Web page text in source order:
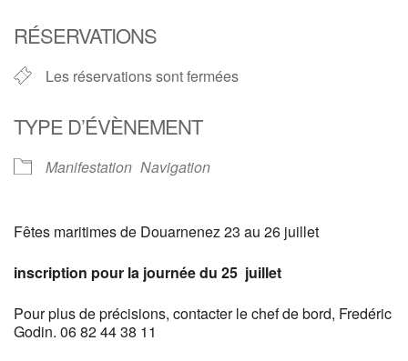
RÉSERVATIONS
Les réservations sont fermées
TYPE D’ÉVÈNEMENT
Manifestation Navigation
Fêtes maritimes de Douarnenez 23 au 26 juillet
inscription pour la journée du 25 juillet
Pour plus de précisions, contacter le chef de bord, Fredéric
Godin. 06 82 44 38 11